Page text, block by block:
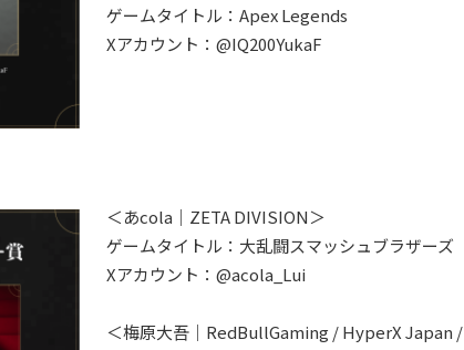
ゲームタイトル：Apex Legends
Xアカウント：@IQ200YukaF
＜あcola｜ZETA DIVISION＞
ゲームタイトル：大乱闘スマッシュブラザーズ
Xアカウント：@acola_Lui
＜梅原大吾｜RedBullGaming / HyperX Japan /